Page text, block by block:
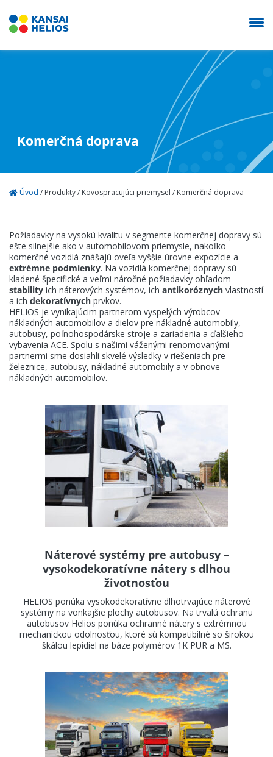
Komerčná doprava
Úvod / Produkty/ Kovospracujúci priemysel / Komerčná doprava
Požiadavky na vysokú kvalitu v segmente komerčnej dopravy sú
ešte silnejšie ako v automobilovom priemysle, nakoľko
komerčné vozidlá znášajú oveľa vyššie úrovne expozície a
extrémne podmienky. Na vozidlá komerčnej dopravy sú
kladené špecifické a veľmi náročné požiadavky ohľadom
stability ich náterových systémov, ich antikoróznych vlastností
a ich dekoratívnych prvkov.
HELIOS je vynikajúcim partnerom vyspelých výrobcov
nákladných automobilov a dielov pre nákladné automobily,
autobusy, poľnohospodárske stroje a zariadenia a ďalšieho
vybavenia ACE. Spolu s našimi váženými renomovanými
partnermi sme dosiahli skvelé výsledky v riešeniach pre
železnice, autobusy, nákladné automobily a v obnove
nákladných automobilov.
Náterové systémy pre autobusy –
vysokodekoratívne nátery s dlhou
životnosťou
HELIOS ponúka vysokodekoratívne dlhotrvajúce náterové
systémy na vonkajšie plochy autobusov. Na trvalú ochranu
autobusov Helios ponúka ochranné nátery s extrémnou
mechanickou odolnosťou, ktoré sú kompatibilné so širokou
škálou lepidiel na báze polymérov 1K PUR a MS.
Naša spoločnosť
Priemysel
Aktuality
E-shop
Kontakt
KANSAI HELIOS Slovakia
Rosinská 15/A
010 08 Žilina
Slovenská republika